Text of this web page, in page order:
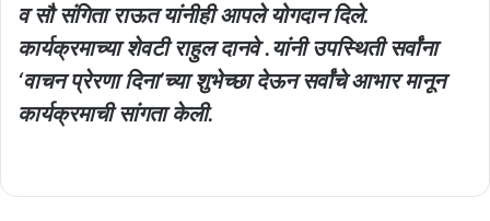
व सौ संगिता राऊत यांनीही आपले योगदान दिले.
कार्यक्रमाच्या शेवटी राहुल दानवे .यांनी उपस्थिती सर्वांना
‘वाचन प्रेरणा दिना’च्या शुभेच्छा देऊन सर्वांचे आभार मानून
कार्यक्रमाची सांगता केली.